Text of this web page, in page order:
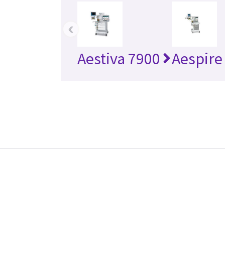
Aestiva 7900
‹